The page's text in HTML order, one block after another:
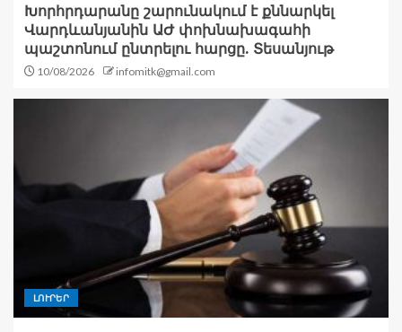
Խորհրդարանը շարունակում է քննարկել
Վարդևանյանին ԱԺ փոխնախագահի
պաշտոնում ընտրելու հարցը. Տեսանյութ
10/08/2026 infomitk@gmail.com
ԼՈՒՐԵՐ